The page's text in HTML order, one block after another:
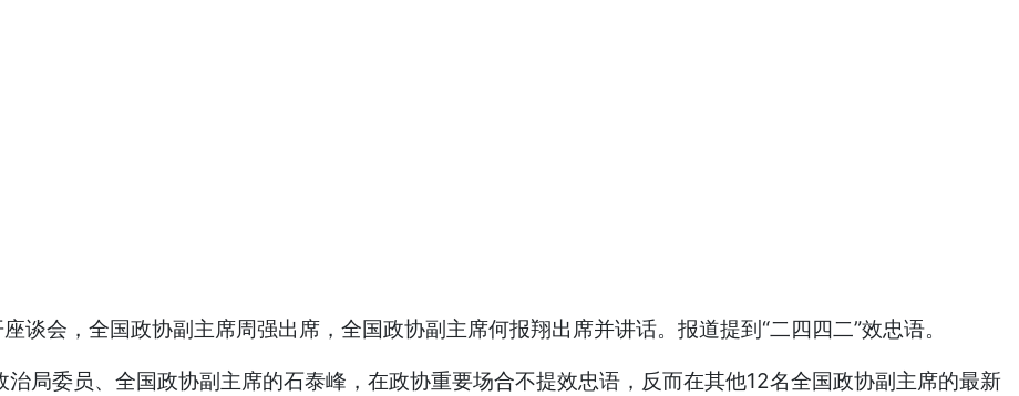
谈会，全国政协副主席周强出席，全国政协副主席何报翔出席并讲话。报道提到“二四四二”效忠语。
局委员、全国政协副主席的石泰峰，在政协重要场合不提效忠语，反而在其他12名全国政协副主席的最新